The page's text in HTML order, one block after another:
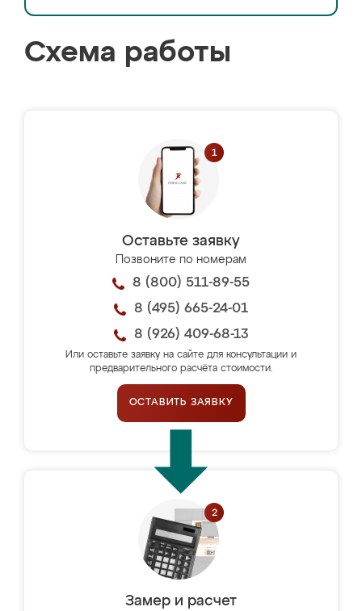
Схема работы
Оставьте заявку
Позвоните по номерам
8 (800) 511-89-55
8 (495) 665-24-01
8 (926) 409-68-13
Или оставьте заявку на сайте для консультации и
предварительного расчёта стоимости.
ОСТАВИТЬ ЗАЯВКУ
Замер и расчет